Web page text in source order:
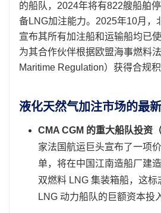
的船队，2024年将有822艘船舶
备LNG加注能力。2025年10月，
宣布其所有加注船和运输船均已
为其合作伙伴根据欧盟海事燃料
Maritime Regulation）获得合规
液化天然气加注市场的最
CMA CGM 的重大船队投资
家法国航运巨头宣布了一项
单，将在中国江南造船厂建
双燃料 LNG 集装箱船，这
LNG 动力船队的巨额资本投